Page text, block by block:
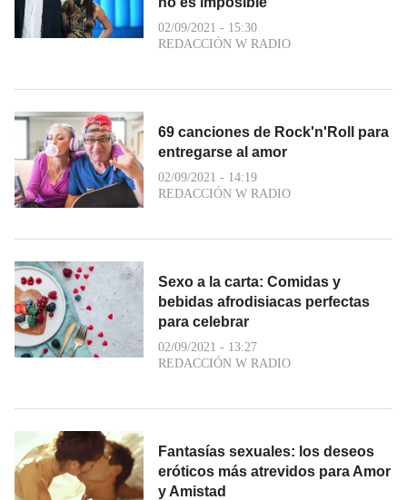
02/09/2021 - 15:30
REDACCIÓN W RADIO
69 canciones de Rock'n'Roll para
entregarse al amor
02/09/2021 - 14:19
REDACCIÓN W RADIO
Sexo a la carta: Comidas y
bebidas afrodisiacas perfectas
para celebrar
02/09/2021 - 13:27
REDACCIÓN W RADIO
Fantasías sexuales: los deseos
eróticos más atrevidos para Amor
y Amistad